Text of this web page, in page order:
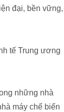
đại, bền vững,
tế Trung ương
những nhà
máy chế biến